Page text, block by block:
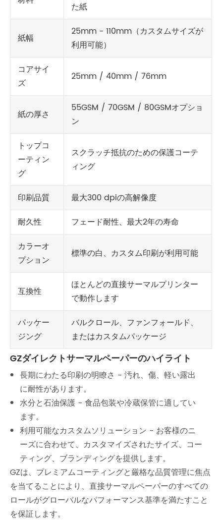
た紙
紙幅
25mm - 110mm（カスタムサイズが
利用可能）
コアサイ
ズ
25mm / 40mm / 76mm
紙の厚さ
55GSM / 70GSM / 80GSMオプショ
ン
トップコ
ーティン
グ
スクラッチ抵抗のための保護コーテ
ィング
印刷品質
最大300 dpiの高解像度
耐久性
フェード耐性、最大2年の寿命
カラーオ
プション
標準の白、カスタム印刷が利用可能
互換性
ほとんどの直接サーマルプリンター
で動作します
パッケー
ジング
バルクロール、ファンフォールド、
またはカスタムパッケージ
GZダイレクトサーマルペーパーのハイライト
長期にわたる印刷の明瞭さ - 汚れ、傷、軽い露出
に耐性があります。
水分と石油保護 - 食品包装や冷蔵保管に適してい
ます。
利用可能なカスタムソリューション - お客様のニ
ーズに合わせて、カスタマイズされたサイズ、コー
ティング、ブランディングを提供します。
GZは、プレミアムコーティングと厳格な品質管理に焦点
を当てることにより、直接サーマルペーパーのすべての
ロールがグローバルなパフォーマンス基準を満たすこと
を保証します。